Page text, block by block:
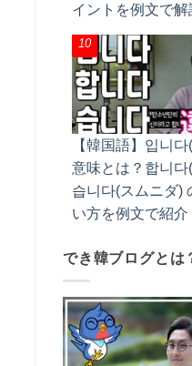
イントを例文で解
【韓国語】입니
意味とは？합니다
습니다(スムニダ)
い方を例文で紹介
でき韓ブログとは